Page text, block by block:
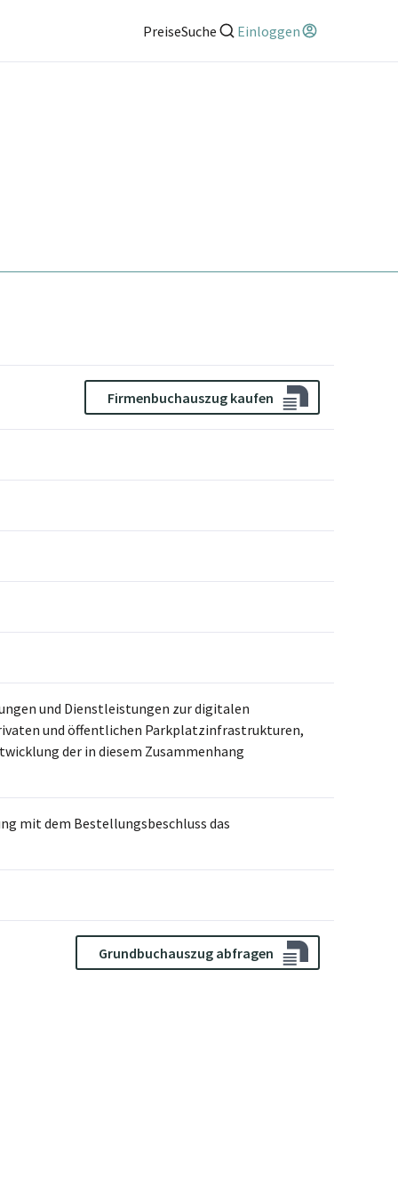
PreiseSuche Einloggen
Firmenbuchauszug kaufen
und Dienstleistungen zur digitalen
und öffentlichen Parkplatzinfrastrukturen,
der in diesem Zusammenhang
mit dem Bestellungsbeschluss das
Grundbuchauszug abfragen